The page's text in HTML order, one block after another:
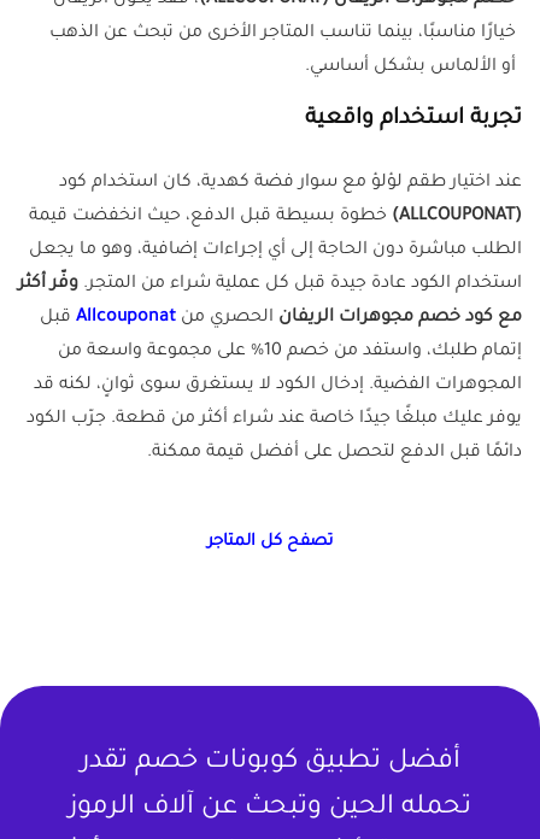
خيارًا مناسبًا، بينما تناسب المتاجر الأخرى من تبحث عن الذهب
أو الألماس بشكل أساسي.
تجربة استخدام واقعية
عند اختيار طقم لؤلؤ مع سوار فضة كهدية، كان استخدام كود
(ALLCOUPONAT)
خطوة بسيطة قبل الدفع، حيث انخفضت قيمة
الطلب مباشرة دون الحاجة إلى أي إجراءات إضافية، وهو ما يجعل
استخدام الكود عادة جيدة قبل كل عملية شراء من المتجر. وفّر أكثر
مع كود خصم مجوهرات الريفان الحصري من Allcouponat قبل
إتمام طلبك، واستفد من خصم 10% على مجموعة واسعة من
المجوهرات الفضية. إدخال الكود لا يستغرق سوى ثوانٍ، لكنه قد
يوفر عليك مبلغًا جيدًا خاصة عند شراء أكثر من قطعة. جرّب الكود
دائمًا قبل الدفع لتحصل على أفضل قيمة ممكنة.
تصفح كل المتاجر
أفضل تطبيق كوبونات خصم تقدر
تحمله الحين وتبحث عن آلاف الرموز